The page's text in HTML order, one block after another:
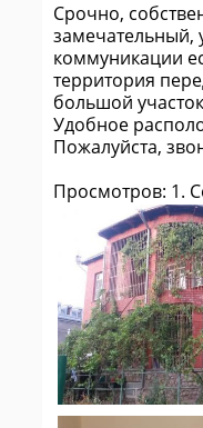
Срочно,
замечательный,
коммуникации
территория
большой
Удобное
Пожалуйста,
Просмотров: 1.